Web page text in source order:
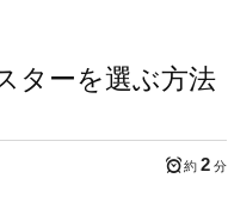
ターを選ぶ方法
約 2 分